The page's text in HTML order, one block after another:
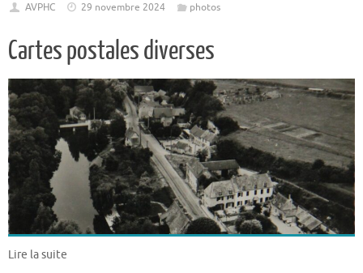
AVPHC 29 novembre 2024 photos
Cartes postales diverses
Lire la suite